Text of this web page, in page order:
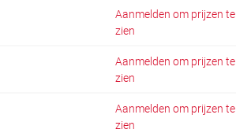
Aanmelden om prijzen te
zien
Aanmelden om prijzen te
zien
Aanmelden om prijzen te
zien